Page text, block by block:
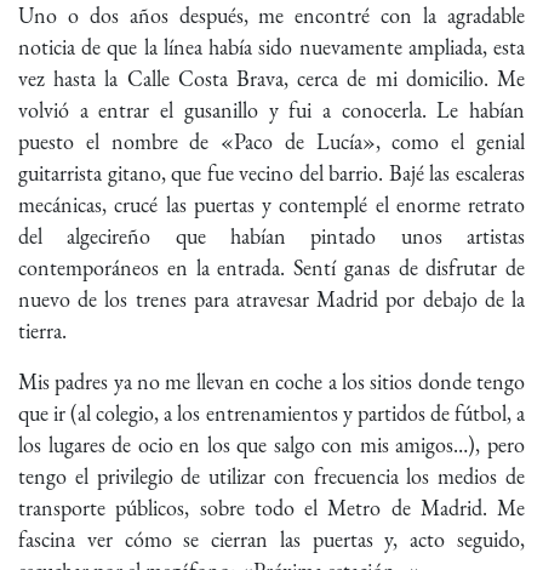
Uno o dos años después, me encontré con la agradable
noticia de que la línea había sido nuevamente ampliada, esta
vez hasta la Calle Costa Brava, cerca de mi domicilio. Me
volvió a entrar el gusanillo y fui a conocerla. Le habían
puesto el nombre de «Paco de Lucía», como el genial
guitarrista gitano, que fue vecino del barrio. Bajé las escaleras
mecánicas, crucé las puertas y contemplé el enorme retrato
del algecireño que habían pintado unos artistas
contemporáneos en la entrada. Sentí ganas de disfrutar de
nuevo de los trenes para atravesar Madrid por debajo de la
tierra.
Mis padres ya no me llevan en coche a los sitios donde tengo
que ir (al colegio, a los entrenamientos y partidos de fútbol, a
los lugares de ocio en los que salgo con mis amigos…), pero
tengo el privilegio de utilizar con frecuencia los medios de
transporte públicos, sobre todo el Metro de Madrid. Me
fascina ver cómo se cierran las puertas y, acto seguido,